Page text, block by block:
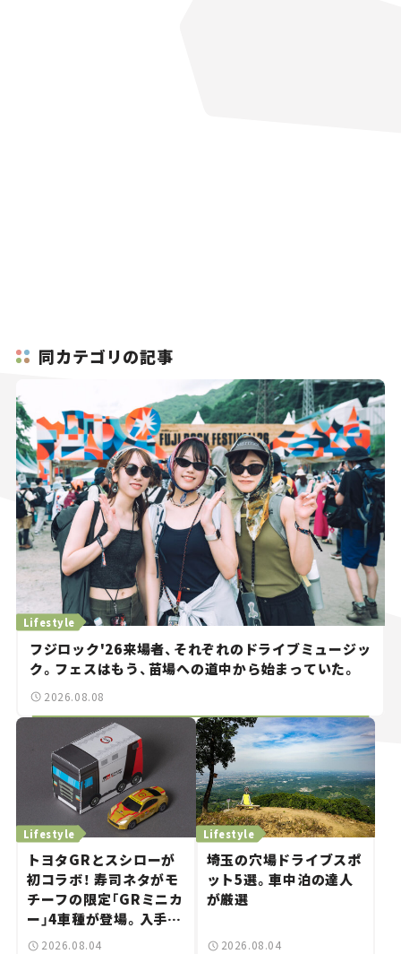
同カテゴリの記事
フジロック'26来場者、それぞれのドライブミュージッ
ク。フェスはもう、苗場への道中から始まっていた。
Lifestyle
2026.08.08
トヨタGRとスシローが
初コラボ！ 寿司ネタがモ
チーフの限定「GRミニカ
ー」4車種が登場。入手方
法は？【クルマとホビー】
Lifestyle
2026.08.04
埼玉の穴場ドライブスポ
ット5選。車中泊の達人
が厳選
Lifestyle
2026.08.04